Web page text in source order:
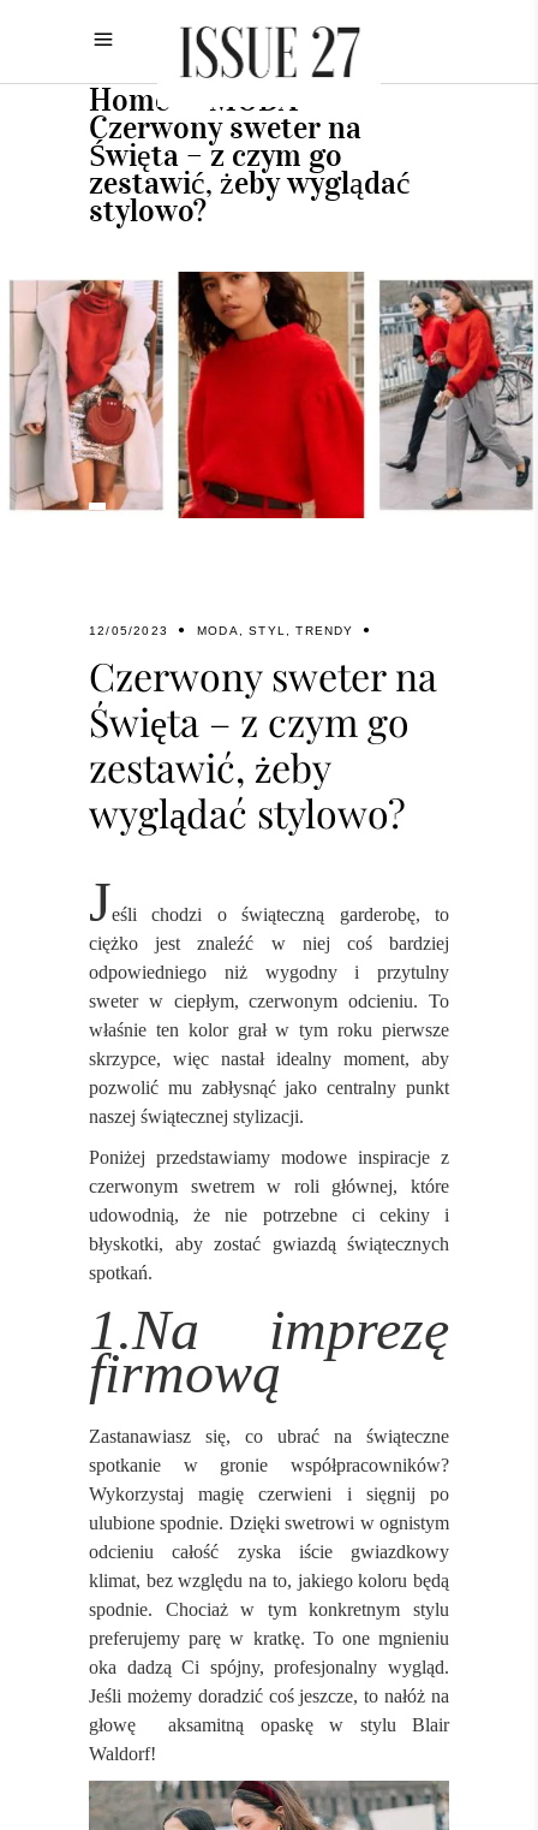
Home MODA
Czerwony sweter na
Święta – z czym go
zestawić, żeby wyglądać
stylowo?
12/05/2023 MODA,STYL,TRENDY
Czerwony sweter na
Święta – z czym go
zestawić, żeby
wyglądać stylowo?
Jeśli chodzi o świąteczną garderobę, to
ciężko jest znaleźć w niej coś bardziej
odpowiedniego niż wygodny i przytulny
sweter w ciepłym, czerwonym odcieniu. To
właśnie ten kolor grał w tym roku pierwsze
skrzypce, więc nastał idealny moment, aby
pozwolić mu zabłysnąć jako centralny punkt
naszej świątecznej stylizacji.
Poniżej przedstawiamy modowe inspiracje z
czerwonym swetrem w roli głównej, które
udowodnią, że nie potrzebne ci cekiny i
błyskotki, aby zostać gwiazdą świątecznych
spotkań.
1.Na imprezę
firmową
Zastanawiasz się, co ubrać na świąteczne
spotkanie w gronie współpracowników?
Wykorzystaj magię czerwieni i sięgnij po
ulubione spodnie. Dzięki swetrowi w ognistym
odcieniu całość zyska iście gwiazdkowy
klimat, bez względu na to, jakiego koloru będą
spodnie. Chociaż w tym konkretnym stylu
preferujemy parę w kratkę. To one mgnieniu
oka dadzą Ci spójny, profesjonalny wygląd.
Jeśli możemy doradzić coś jeszcze, to nałóż na
głowę aksamitną opaskę w stylu Blair
Waldorf!